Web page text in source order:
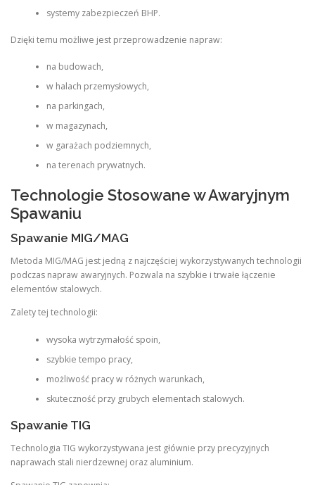
systemy zabezpieczeń BHP.
Dzięki temu możliwe jest przeprowadzenie napraw:
na budowach,
w halach przemysłowych,
na parkingach,
w magazynach,
w garażach podziemnych,
na terenach prywatnych.
Technologie Stosowane w Awaryjnym
Spawaniu
Spawanie MIG/MAG
Metoda MIG/MAG jest jedną z najczęściej wykorzystywanych technologii
podczas napraw awaryjnych. Pozwala na szybkie i trwałe łączenie
elementów stalowych.
Zalety tej technologii:
wysoka wytrzymałość spoin,
szybkie tempo pracy,
możliwość pracy w różnych warunkach,
skuteczność przy grubych elementach stalowych.
Spawanie TIG
Technologia TIG wykorzystywana jest głównie przy precyzyjnych
naprawach stali nierdzewnej oraz aluminium.